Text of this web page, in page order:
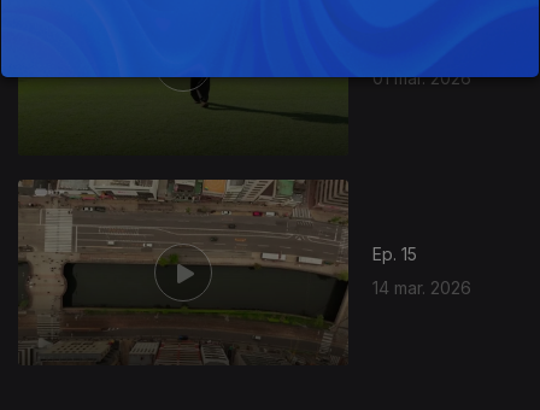
01 mar. 2026
Ep. 15
14 mar. 2026
915315